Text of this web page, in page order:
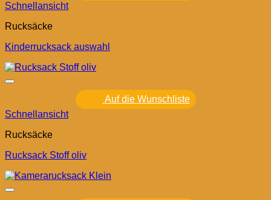
Schnellansicht
Rucksäcke
Kinderrucksack auswahl
Auf die Wunschliste
Schnellansicht
Rucksäcke
Rucksack Stoff oliv